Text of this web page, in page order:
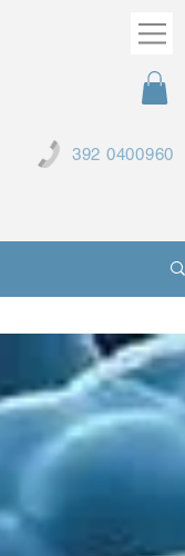
392 0400960